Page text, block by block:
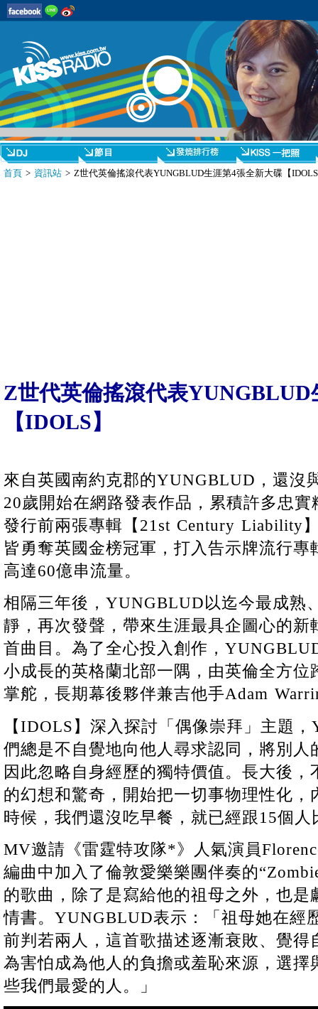
首頁 > 資訊站 > Z世代英倫搖滾代表YUNGBLUD生涯第4張全新大碟【
Z世代英倫搖滾代表YUNGBLUD
【IDOLS】
來自英國南約克郡的YUNGBLUD，還沒
20歲開始在網路發表作品，累積許多忠
發行前兩張專輯【21st Century Liability
皆勇奪英國金榜冠軍，打入告示牌流行
高達60億串流量。
相隔三年後，YUNGBLUD以迄今最成熟
靜，再次發聲，帶來生涯最具企圖心的
首曲目。為了全心投入創作，
小成長的英格蘭北部一隅，由英倫全方位
掌舵，長期幕後夥伴兼吉他手Adam
【IDOLS】深入探討「偶像崇拜」主題
們總是不自覺地向他人尋求認同，將別人
因此忽略自身經歷的獨特價值。長大後
的幻想和驚奇，開始把一切事物理性化
時候，我們還沒吃早餐，就已經跟15個人
MV邀請《雷霆特攻隊*》人氣演員
編曲中加入了倫敦愛樂樂團伴奏的
的歌曲，除了是寫給他的祖母之外，也
情書。YUNGBLUD表示：「祖母她在經
前判若兩人，這首歌描述逐漸衰敗、覺得
為害怕成為他人的負擔或羞恥來源，選擇
些我們最愛的人。」